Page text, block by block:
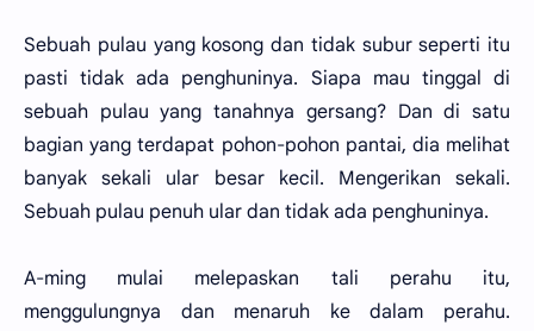
Sebuah pulau yang kosong dan tidak subur seperti itu
pasti tidak ada penghuninya. Siapa mau tinggal di
sebuah pulau yang tanahnya gersang? Dan di satu
bagian yang terdapat pohon-pohon pantai, dia melihat
banyak sekali ular besar kecil. Mengerikan sekali.
Sebuah pulau penuh ular dan tidak ada penghuninya.
A-ming mulai melepaskan tali perahu itu,
menggulungnya dan menaruh ke dalam perahu.